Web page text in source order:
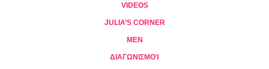
VIDEOS
JULIA’S CORNER
MEN
ΔΙΑΓΩΝΙΣΜΟΊ